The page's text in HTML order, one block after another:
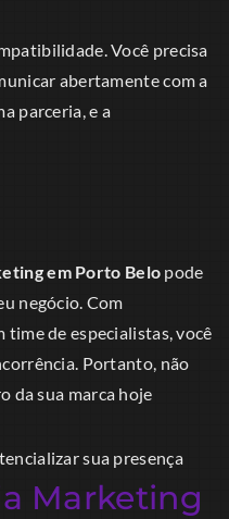
Você precisa
abertamente com a
parceria, e a
em Porto Belo pode
negócio. Com
time de especialistas, você
Portanto, não
da sua marca hoje
sua presença
Marketing